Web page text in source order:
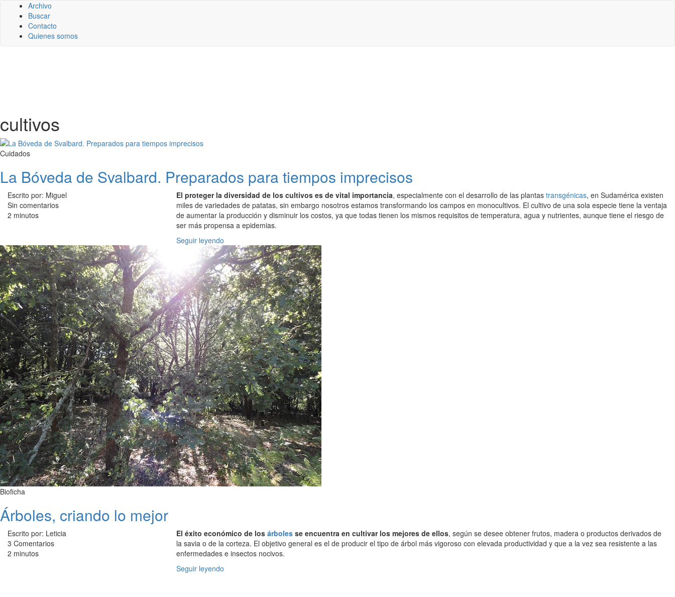
Archivo
Buscar
Contacto
Quienes somos
cultivos
Cuidados
La Bóveda de Svalbard. Preparados para tiempos imprecisos
Escrito por: Miguel
Sin comentarios
2 minutos
El proteger la diversidad de los cultivos es de vital importancia, especialmente con el desarrollo de las plantas transgénicas, en Sudamérica existen
miles de variedades de patatas, sin embargo nosotros estamos transformando los campos en monocultivos. El cultivo de una sola especie tiene la ventaja
de aumentar la producción y disminuir los costos, ya que todas tienen los mismos requisitos de temperatura, agua y nutrientes, aunque tiene el riesgo de
ser más propensa a epidemias.
Seguir leyendo
Bioficha
Árboles, criando lo mejor
Escrito por: Leticia
3 Comentarios
2 minutos
El éxito económico de los árboles se encuentra en cultivar los mejores de ellos, según se desee obtener frutos, madera o productos derivados de
la savia o de la corteza. El objetivo general es el de producir el tipo de árbol más vigoroso con elevada productividad y que a la vez sea resistente a las
enfermedades e insectos nocivos.
Seguir leyendo